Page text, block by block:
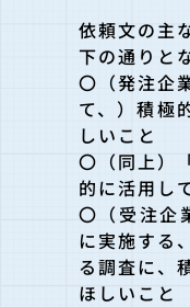
依頼文の主
下の通りと
〇（発注企
て、）積極
しいこと
〇（同上）
的に活用し
〇（受注企
に実施する
る調査に、
ほしいこと